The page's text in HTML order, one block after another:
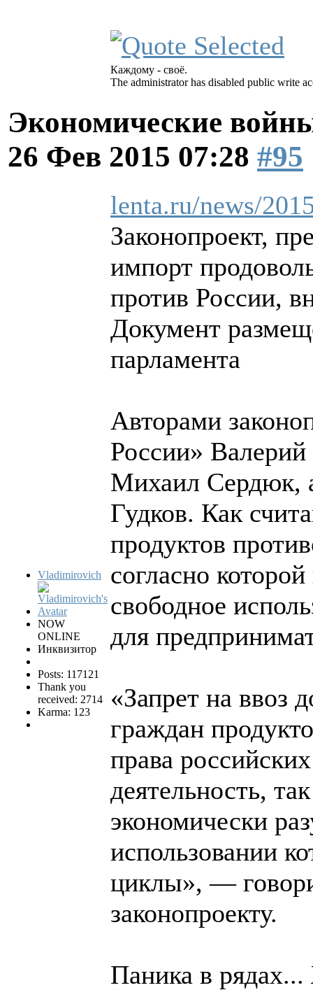
Каждому - своё.
The administrator has disabled public write
Экономические
26 Фев 2015 07:28 #95
Vladimirovich
NOW
ONLINE
Инквизитор
Posts: 117121
Thank you
received: 2714
Karma: 123
lenta.ru/news/
Законопроект,
импорт
против России,
Документ
парламента
Авторами
России»
Михаил Сердюк,
Гудков. Как
продуктов
согласно
свободное
для
«Запрет на ввоз
граждан
права
деятельность,
экономически
использовании
циклы», —
законопроекту.
Паника в